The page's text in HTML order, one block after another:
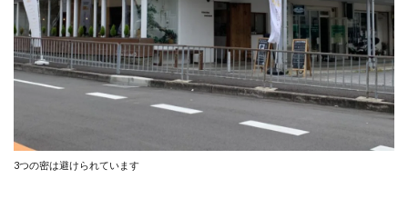
3つの密は避けられています